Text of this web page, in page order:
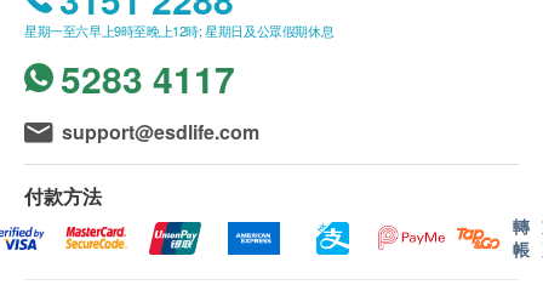
星期一至六早上9時至晚上12時; 星期日及公眾假期休息
5283 4117
support@esdlife.com
付款方法
轉
帳